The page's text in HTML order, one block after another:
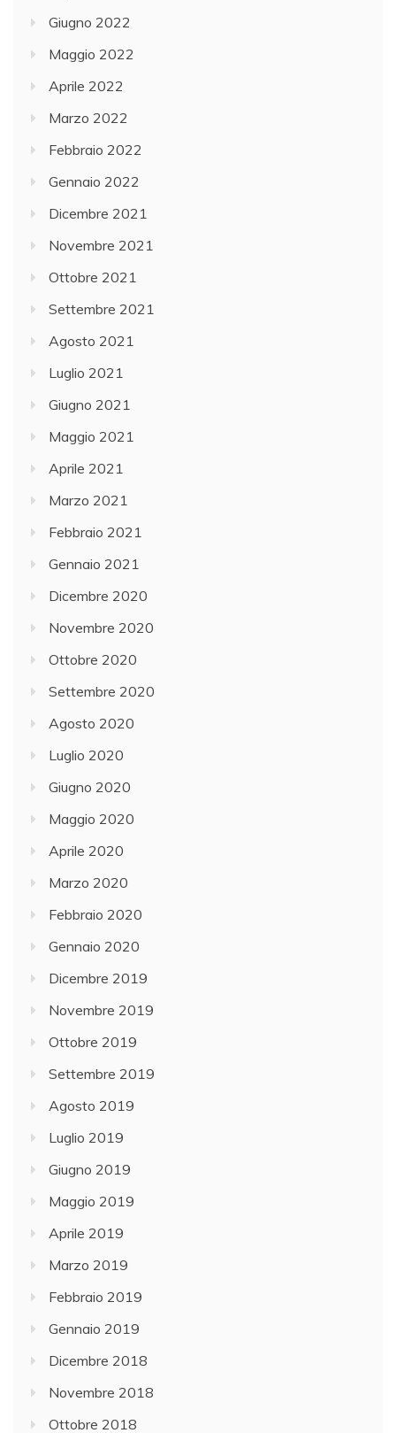
Giugno 2022
Maggio 2022
Aprile 2022
Marzo 2022
Febbraio 2022
Gennaio 2022
Dicembre 2021
Novembre 2021
Ottobre 2021
Settembre 2021
Agosto 2021
Luglio 2021
Giugno 2021
Maggio 2021
Aprile 2021
Marzo 2021
Febbraio 2021
Gennaio 2021
Dicembre 2020
Novembre 2020
Ottobre 2020
Settembre 2020
Agosto 2020
Luglio 2020
Giugno 2020
Maggio 2020
Aprile 2020
Marzo 2020
Febbraio 2020
Gennaio 2020
Dicembre 2019
Novembre 2019
Ottobre 2019
Settembre 2019
Agosto 2019
Luglio 2019
Giugno 2019
Maggio 2019
Aprile 2019
Marzo 2019
Febbraio 2019
Gennaio 2019
Dicembre 2018
Novembre 2018
Ottobre 2018